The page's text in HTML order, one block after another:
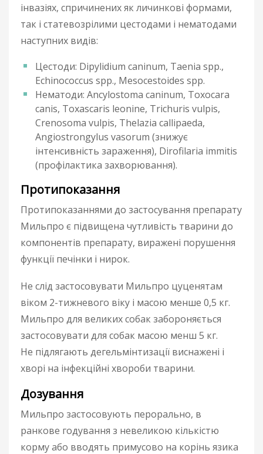
інвазіях, спричинених як личинкові формами,
так і статевозрілими цестодами і нематодами
наступних видів:
Цестоди: Dipylidium caninum, Taenia spp.,
Echinococcus spp., Mesocestoides spp.
Нематоди: Ancylostoma caninum, Toxocara
canis, Toxascaris leonine, Trichuris vulpis,
Crenosoma vulpis, Thelazia callipaeda,
Angiostrongylus vasorum (знижує
інтенсивність зараження), Dirofilaria immitis
(профілактика захворювання).
Протипоказання
Протипоказаннями до застосування препарату
Мильпро є підвищена чутливість тварини до
компонентів препарату, виражені порушення
функції печінки і нирок.
Не слід застосовувати Мильпро цуценятам
віком 2-тижневого віку і масою менше 0,5 кг.
Мильпро для великих собак забороняється
застосовувати для собак масою менш 5 кг.
Не підлягають дегельмінтизації виснажені і
хворі на інфекційні хвороби тварини.
Дозування
Мильпро застосовують перорально, в
ранкове годування з невеликою кількістю
корму або вводять примусово на корінь язика